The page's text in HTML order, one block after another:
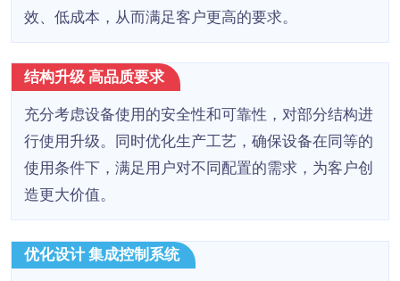
效、低成本，从而满足客户更高的要求。
结构升级 高品质要求
充分考虑设备使用的安全性和可靠性，对部分结构进
行使用升级。同时优化生产工艺，确保设备在同等的
使用条件下，满足用户对不同配置的需求，为客户创
造更大价值。
优化设计 集成控制系统